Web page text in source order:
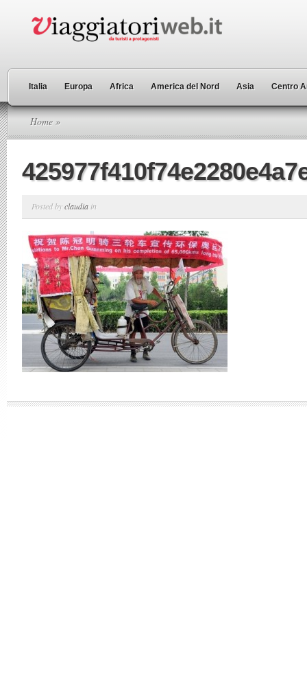
Italia Europa Africa America del Nord Asia Centro
Home »
Posted byclaudia in